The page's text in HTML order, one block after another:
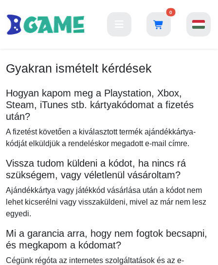
0
Gyakran ismételt kérdések
Hogyan kapom meg a Playstation, Xbox,
Steam, iTunes stb. kártyakódomat a fizetés
után?
A fizetést követően a kiválasztott termék ajándékkártya-
kódját elküldjük a rendeléskor megadott e-mail címre.
Vissza tudom küldeni a kódot, ha nincs rá
szükségem, vagy véletlenül vásároltam?
Ajándékkártya vagy játékkód vásárlása után a kódot nem
lehet kicserélni vagy visszaküldeni, mivel az már nem lesz
egyedi.
Mi a garancia arra, hogy nem fogtok becsapni,
és megkapom a kódomat?
Cégünk régóta az internetes szolgáltatások és az e-